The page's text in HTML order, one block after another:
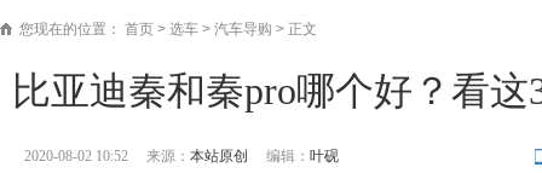
页
您现在的位置： 首页 > 选车 > 汽车导购 > 正文
比亚迪秦和秦pro哪个好？看
2020-08-02 10:52 来源： 本站原创 编辑： 叶砚